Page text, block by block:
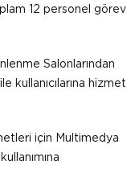
12 personel görev
Salonlarından
kullanıcılarına hizmet
için Multimedya